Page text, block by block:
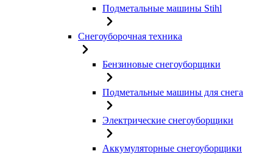
Подметальные машины Stihl
Снегоуборочная техника
Бензиновые снегоуборщики
Подметальные машины для снега
Электрические снегоуборщики
Аккумуляторные снегоуборщики